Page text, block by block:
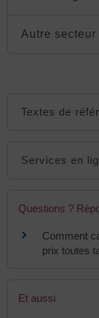
Autre secteur
Textes de
Services en
Questions ?
Comment
prix toutes
Et aussi